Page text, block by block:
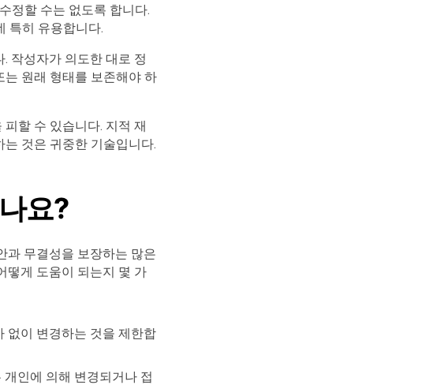
정할 수는 없도록 합니다.
특히 유용합니다.
작성자가 의도한 대로 정
원래 형태를 보존해야 하
할 수 있습니다. 지적 재
것은 귀중한 기술입니다.
요?
과 무결성을 보장하는 많은
떻게 도움이 되는지 몇 가
없이 변경하는 것을 제한합
인에 의해 변경되거나 접